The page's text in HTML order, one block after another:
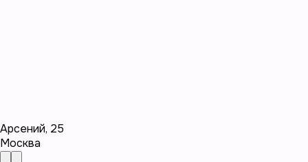
Арсений, 25
Москва